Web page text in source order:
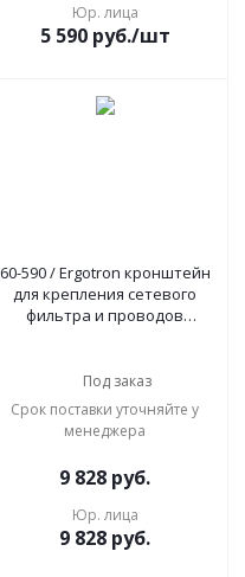
Юр. лица
5 590руб./шт
60-590 / Ergotron кронштейн
для крепления сетевого
фильтра и проводов
Под заказ
Срок поставки уточняйте у
менеджера
9 828 руб.
Юр. лица
9 828 руб.